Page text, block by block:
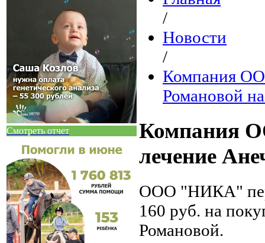
Смотреть отчет
/
Новости
/
Компания
Романовой
Компания
лечение
ООО "НИКА"
160 руб. на
Романовой.